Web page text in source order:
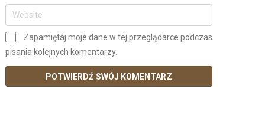
Zapamiętaj moje dane w tej przeglądarce podczas
pisania kolejnych komentarzy.